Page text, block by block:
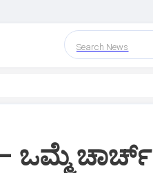
Search News
ಒಮ್ಮೆ ಚಾರ್ಚ್‌